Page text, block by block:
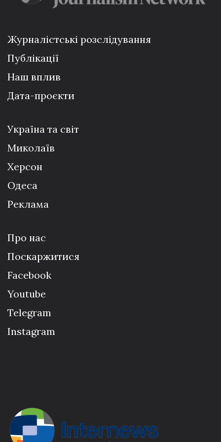
Журналістські розслідування
Публікації
Наш вплив
Дата-проєкти
Україна та світ
Миколаїв
Херсон
Одеса
Реклама
Про нас
Поскаржитися
Facebook
Youtube
Telegram
Instagram